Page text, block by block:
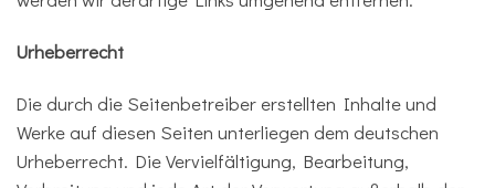
Urheberrecht
Die durch die Seitenbetreiber erstellten Inhalte und
Werke auf diesen Seiten unterliegen dem deutschen
Urheberrecht. Die Vervielfältigung, Bearbeitung,